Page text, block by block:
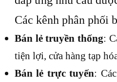
Các kênh phân phối
Bán lẻ truyền thống:
tiện lợi, cửa hàng tạp
Bán lẻ trực tuyến: